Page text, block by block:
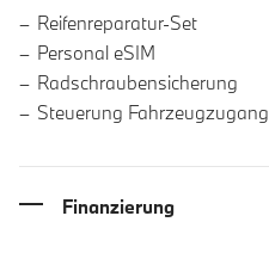
Reifenreparatur-Set
Personal eSIM
Radschraubensicherung
Steuerung Fahrzeugzugang
Finanzierung